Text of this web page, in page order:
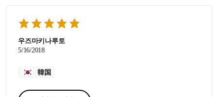
우즈마키나루토
5/16/2018
韓国